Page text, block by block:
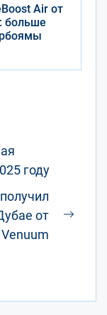
Air от
больше
году
от
Venuum